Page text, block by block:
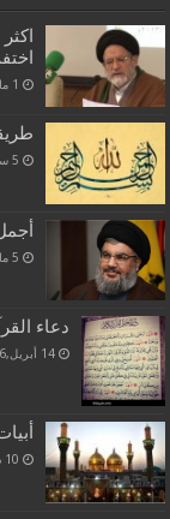
1 مارس,2018
5 سبتمبر,2017
5 مايو,2017
دعاء
14 أبريل,2016
10 ديسمبر,2017